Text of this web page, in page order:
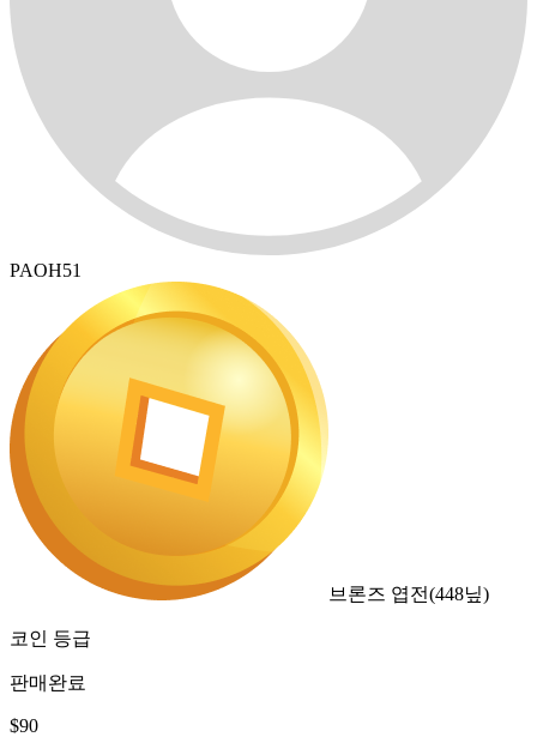
PAOH51
브론즈 엽전(448닢)
코인 등급
판매완료
$90